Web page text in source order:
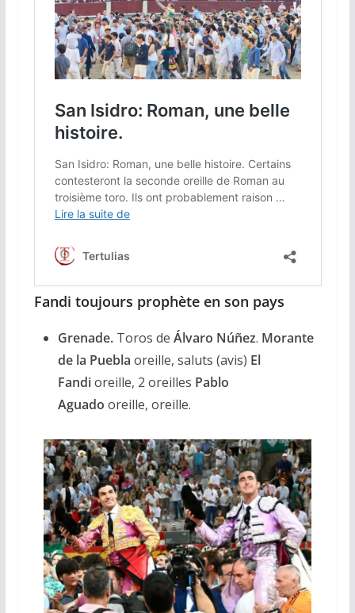
Fandi toujours prophète en son pays
Grenade.Toros de Álvaro Núñez. Morante
de la Puebla oreille, saluts (avis) El
Fandioreille, 2 oreilles Pablo
Aguado oreille, oreille.